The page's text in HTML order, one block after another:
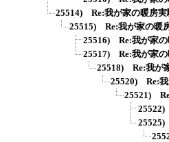
25514) Re:我が家の暖房実
25515) Re:我が家の暖
25516) Re:我が家の
25517) Re:我が家の
25518) Re:我が
25520) Re:我
25521)
25522)
25525)